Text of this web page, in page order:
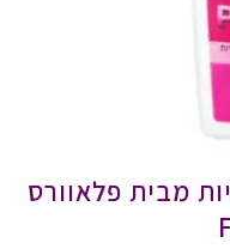
מבית פלאוורס